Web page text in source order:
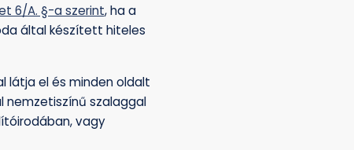
6/A. §-a szerint, ha a
által készített hiteles
el és minden oldalt
nemzetiszínű szalaggal
vagy